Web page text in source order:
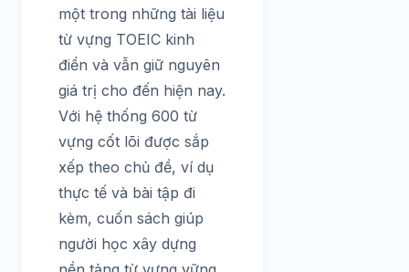
một trong những tài liệu
từ vựng TOEIC kinh
điển và vẫn giữ nguyên
giá trị cho đến hiện nay.
Với hệ thống 600 từ
vựng cốt lõi được sắp
xếp theo chủ đề, ví dụ
thực tế và bài tập đi
kèm, cuốn sách giúp
người học xây dựng